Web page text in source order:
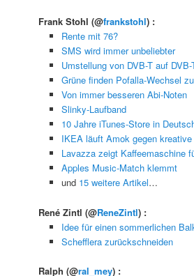
Frank Stohl(@frankstohl) :
Rente mit 76?
SMS wird immer unbeliebter
Umstellung von DVB-T auf
Grüne finden Pofalla-Wechsel
Von immer besseren Abi-Noten
Slinky-Laufband
10 Jahre iTunes-Store in
IKEA läuft Amok gegen kreative
Lavazza zeigt Kaffeemaschine
Apples Music-Match klemmt
und 15 weitere Artikel…
René Zintl(@ReneZintl) :
Idee für einen sommerlichen
Schefflera zurückschneiden
Ralph(@ral_mey) :